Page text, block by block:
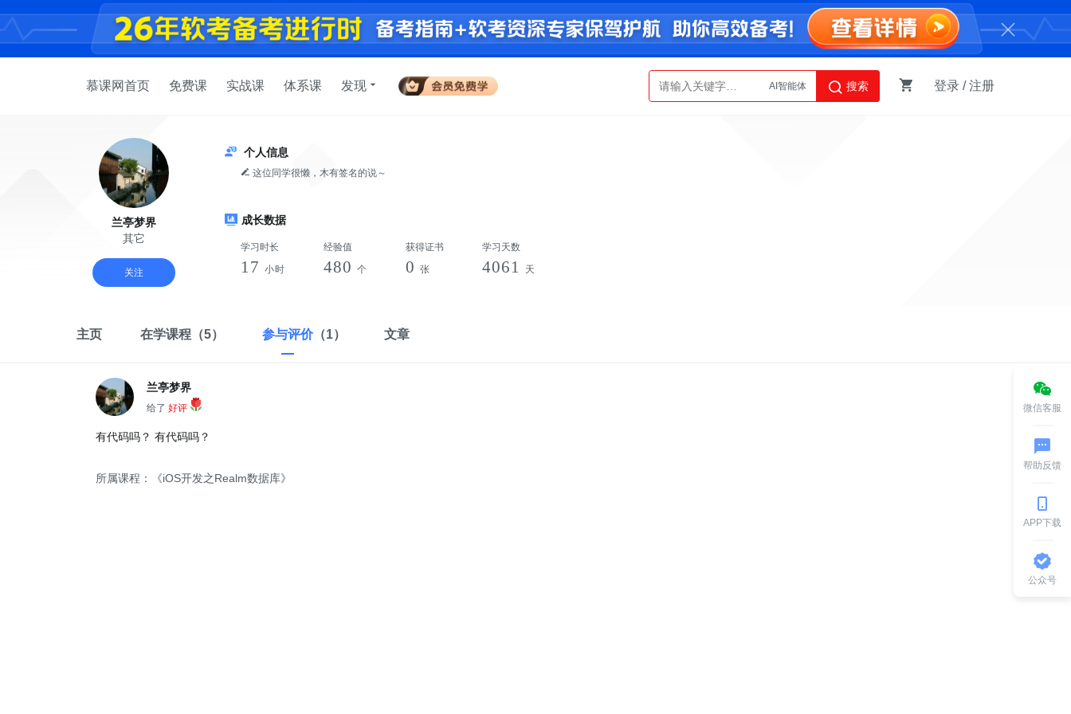
慕课网首页 免费课 实战课 体系课 发现
AI智能体
Python
搜索 登录 /注册
兰亭梦界
其它
关注
个人信息
这位同学很懒，木有签名的说～
成长数据
学习时长
17 小时
经验值
480 个
获得证书
0 张
学习天数
4061 天
主页 在学课程 （5） 参与评价（1） 文章
兰亭梦界
给了 好评
有代码吗？ 有代码吗？
所属课程：《iOS开发之Realm数据库》
微信客服
帮助反馈
APP下载
公众号